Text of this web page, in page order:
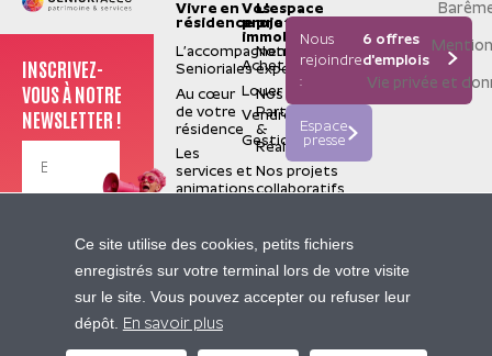
INSCRIVEZ-
VOUS À NOTRE
NEWSLETTER !
Je m'inscris
Contactez-nous
Vivre en
résidence
L’accompagnement
Senioriales
Au cœur
de votre
résidence
Les
services et
animations
nous ?
Construire
Vos
projets
immobiliers
Acheter
Louer
Vendre
Gestion
L'espace
pro
Notre
expertise
Nos
Partenaires
&
Réalisations
Nos projets
collaboratifs
de terrain
Nos
sites
Pierre
Nous
rejoindre
:
6 offres
d'emplois
Espace
presse
Vie privée et
Ce site utilise des cookies, petits fichiers
enregistrés sur votre terminal lors de votre visite
sur le site. Vous pouvez accepter ou refuser leur
dépôt. En savoir plus